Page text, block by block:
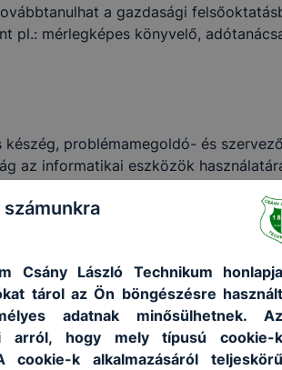
a gazdasági
pl.: mérlegképes könyvelő,
problémamegoldó- és
az informatikai eszközök
működtetéséhez
feladatokat;
asszisztensi feladatokat lát el;
szükséges iratokat, leveleket, egyéb
Csány László Technikum honlapja
tárol az Ön böngészésre használt
adatnak minősülhetnek. Az
arról, hogy mely típusú cookie-k
cookie-k alkalmazásáról teljeskörű